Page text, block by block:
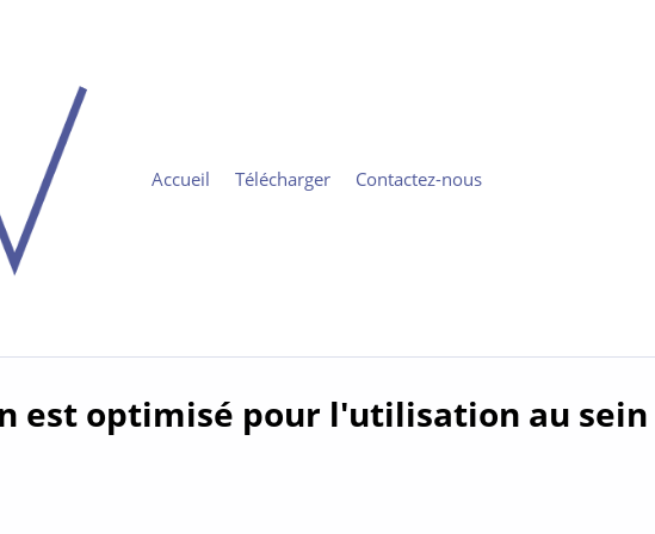
Accueil Télécharger Contactez-nous
est optimisé pour l'utilisation au